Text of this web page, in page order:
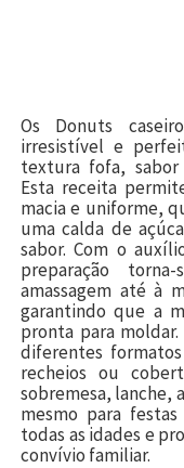
Os Donuts
irresistível e
textura fofa, sabor
Esta receita
macia e uniforme,
uma calda de
sabor. Com o
preparação
amassagem até à
garantindo que a
pronta para
diferentes
recheios ou
sobremesa, lanche,
mesmo para
todas as idades e
convívio familiar.